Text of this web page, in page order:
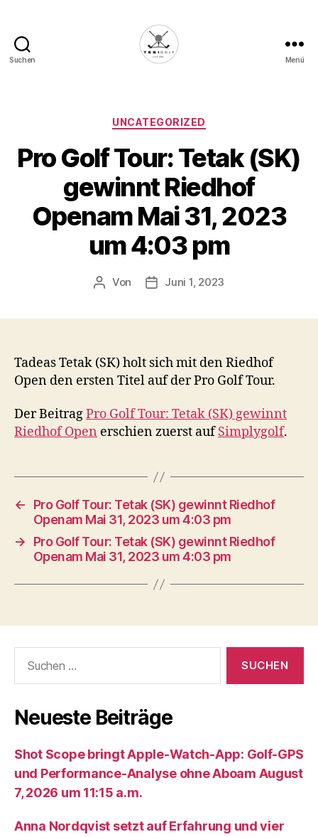
Suchen
Deine
Plattform
für
Golfbegeisterte!
Menü
Kategorien
UNCATEGORIZED
Pro Golf Tour: Tetak (SK)
gewinnt Riedhof
Openam Mai 31, 2023
um 4:03 pm
Beitragsautor
Von Veröffentlichungsdatum
Juni 1, 2023
Tadeas Tetak (SK) holt sich mit den Riedhof
Open den ersten Titel auf der Pro Golf Tour.
Der BeitragPro Golf Tour: Tetak (SK) gewinnt
Riedhof Open erschien zuerst aufSimplygolf.
←
Pro Golf Tour: Tetak (SK) gewinnt Riedhof
Openam Mai 31, 2023 um 4:03 pm
→
Pro Golf Tour: Tetak (SK) gewinnt Riedhof
Openam Mai 31, 2023 um 4:03 pm
nach:
Neueste Beiträge
Shot Scope bringt Apple-Watch-App: Golf-GPS
und Performance-Analyse ohne Aboam August
7, 2026 um 11:15 a.m.
Anna Nordqvist setzt auf Erfahrung und vier